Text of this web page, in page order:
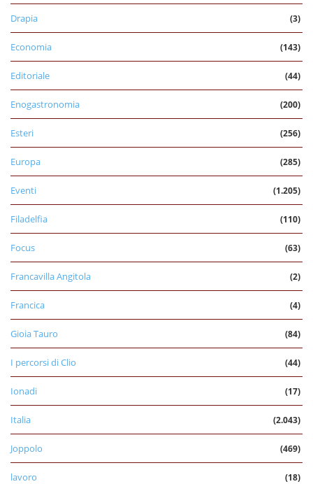
Drapia (3)
Economia (143)
Editoriale (44)
Enogastronomia (200)
Esteri (256)
Europa (285)
Eventi (1.205)
Filadelfia (110)
Focus (63)
Francavilla Angitola (2)
Francica (4)
Gioia Tauro (84)
I percorsi di Clio (44)
Ionadi (17)
Italia (2.043)
Joppolo (469)
lavoro (18)